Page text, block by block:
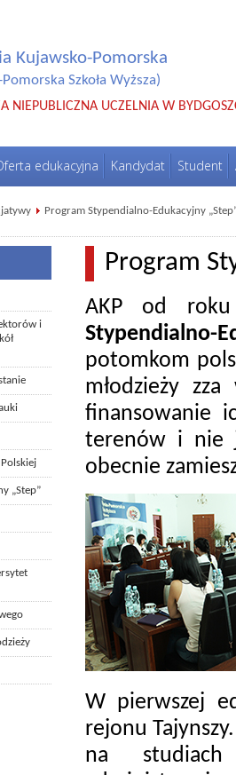
Kujawsko-Pomorska
Szkoła Wyższa)
NIEPUBLICZNA UCZELNIA W
edukacyjna Kandydat Student
Program Stypendialno-Edukacyjny
i
„Step”
Program
AKP od roku
Stypendialno-
potomkom
młodzieży
finansowanie
terenów i nie
obecnie
W pierwszej
rejonu
na studiach